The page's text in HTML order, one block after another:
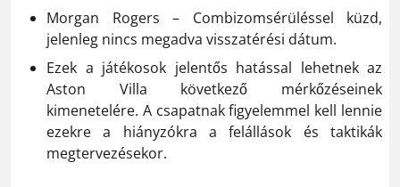
Morgan Rogers – Combizomsérüléssel küzd,
jelenleg nincs megadva visszatérési dátum.
Ezek a játékosok jelentős hatással lehetnek az
Aston Villa következő mérkőzéseinek
kimenetelére. A csapatnak figyelemmel kell lennie
ezekre a hiányzókra a felállások és taktikák
megtervezésekor.